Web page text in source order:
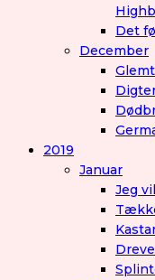
Det
December
Glemt
2019
Januar
Jeg